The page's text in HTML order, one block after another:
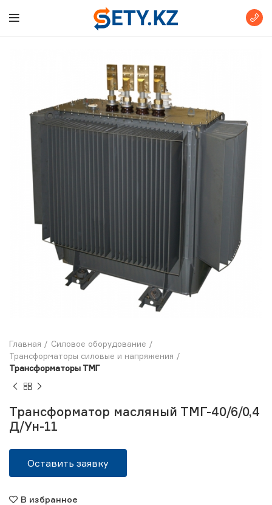
Главная
Силовое оборудование
Трансформаторы силовые и напряжения
Трансформаторы ТМГ
Трансформатор масляный ТМГ-40/6/0,4
Д/Ун-11
Оставить заявку
В избранное